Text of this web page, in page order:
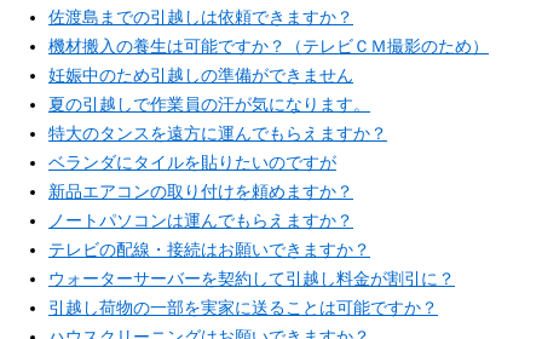
佐渡島までの引越しは依頼できますか？
機材搬入の養生は可能ですか？（テレビＣＭ撮影のため）
妊娠中のため引越しの準備ができません
夏の引越しで作業員の汗が気になります。
特大のタンスを遠方に運んでもらえますか？
ベランダにタイルを貼りたいのですが
新品エアコンの取り付けを頼めますか？
ノートパソコンは運んでもらえますか？
テレビの配線・接続はお願いできますか？
ウォーターサーバーを契約して引越し料金が割引に？
引越し荷物の一部を実家に送ることは可能ですか？